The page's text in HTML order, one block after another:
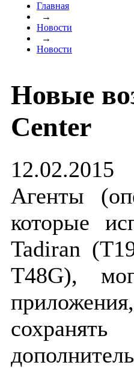
Главная
→
Новости
→
Новости
Новые
Center
12.02.2015
Агенты
которые
Tadiran
T48G),